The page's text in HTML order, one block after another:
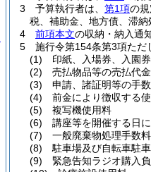
3
予算執行者は、 第1項の
税、補助金、地方債、滞
4
前項本文の収納・納入通
5
施行令第154条第3項ただ
(1)
印紙、入場券、入園
(2)
売払物品等の売払代金
(3)
申請、諸証明等の手
(4)
前金により徴収する
(5)
複写機使用料
(6)
講座等を開催する日
(7)
一般廃棄物処理手数料
(8)
駐車場及び自転車駐
(9)
緊急告知ラジオ購入